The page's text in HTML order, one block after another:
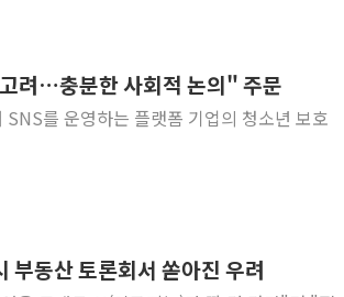
려…충분한 사회적 논의" 주문
SNS를 운영하는 플랫폼 기업의 청소년 보호
동산 토론회서 쏟아진 우려